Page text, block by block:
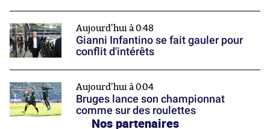
Aujourd'hui à 0:48
Gianni Infantino se fait gauler pour
conflit d'intérêts
Aujourd'hui à 0:04
Bruges lance son championnat
comme sur des roulettes
Nos partenaires